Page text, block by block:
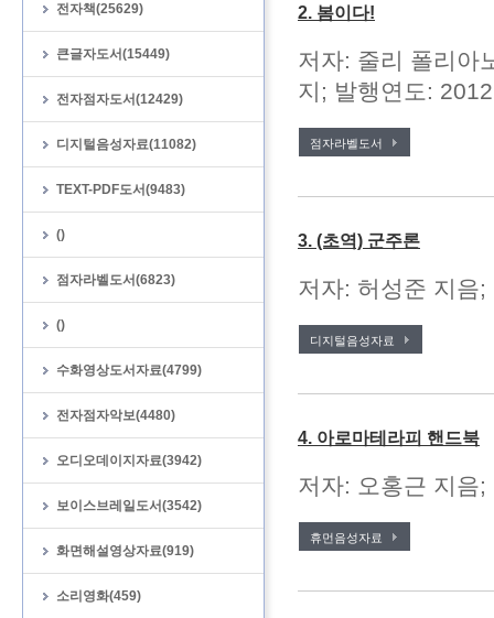
전자책(25629)
큰글자도서(15449)
전자점자도서(12429)
디지털음성자료(11082)
TEXT-PDF도서(9483)
()
점자라벨도서(6823)
()
수화영상도서자료(4799)
전자점자악보(4480)
오디오데이지자료(3942)
보이스브레일도서(3542)
화면해설영상자료(919)
소리영화(459)
2. 봄이다!
저자: 줄리 폴리아
지; 발행연도: 2012
점자라벨도서
3. (초역) 군주론
저자: 허성준 지음
디지털음성자료
4. 아로마테라피 핸드북
저자: 오홍근 지음
휴먼음성자료